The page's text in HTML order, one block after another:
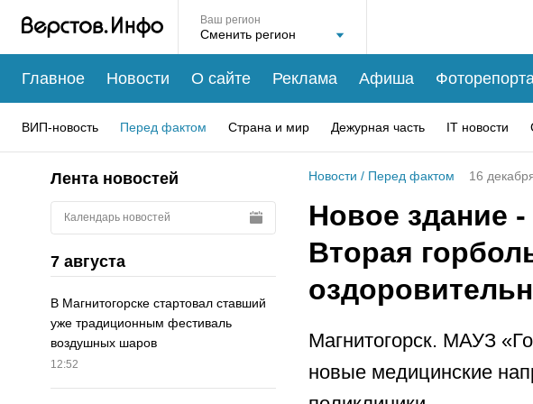
Ваш регион
Главное Новости О сайте Реклама Афиша
ВИП-новость Перед фактом Страна и мир Дежурная часть IT новости
Лента новостей
Календарь новостей
7 августа
В Магнитогорске стартовал ставший
уже традиционным фестиваль
воздушных шаров
12:52
Новости / Перед фактом 16
Новое здание
Вторая
Магнитогорск. МАУЗ
новые медицинские